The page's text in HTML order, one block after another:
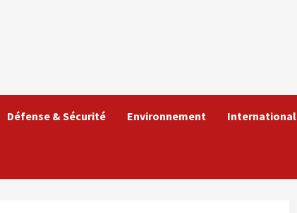
Défense & Sécurité Environnement International